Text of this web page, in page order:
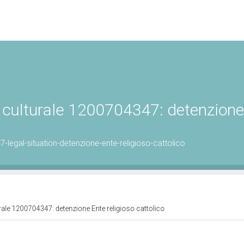
1200704347: detenzione
legal-situation-detenzione-ente-religioso-cattolico
1200704347: detenzione Ente religioso cattolico